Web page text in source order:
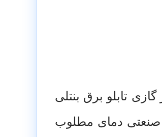
گازی تابلو برق بنتلی
صنعتی دمای مطلوب